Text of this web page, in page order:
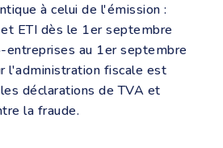
à celui de l'émission :
ETI dès le 1er septembre
au 1er septembre
l'administration fiscale est
déclarations de TVA et
la fraude.